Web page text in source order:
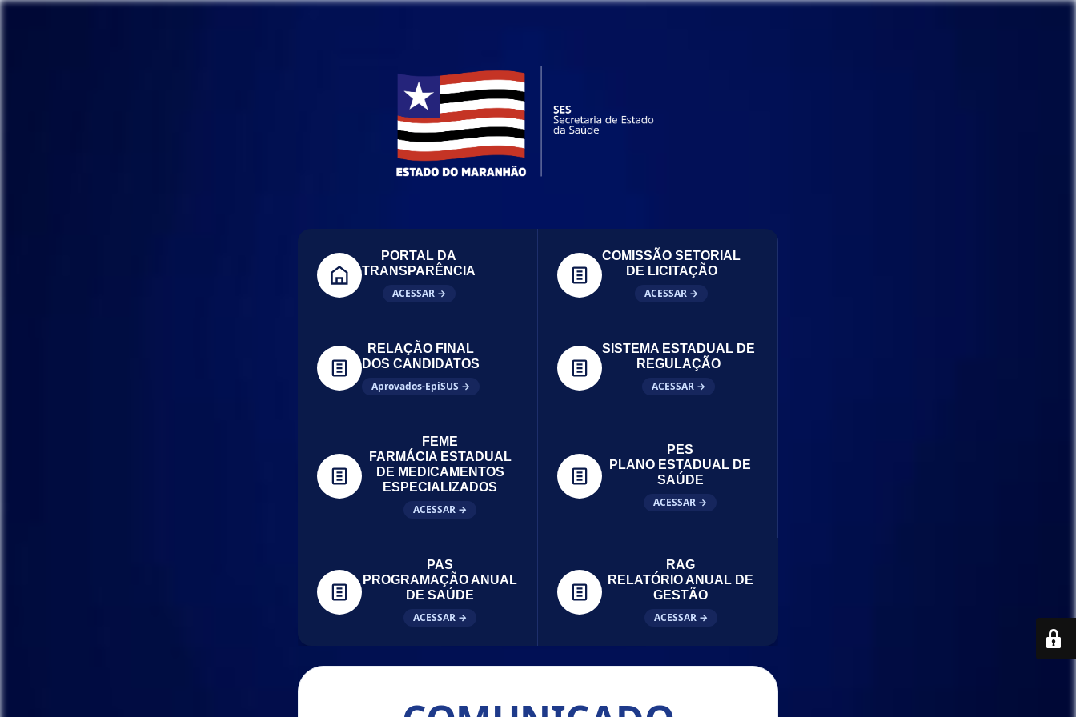
PORTAL DA
TRANSPARÊNCIA
ACESSAR →
COMISSÃO SETORIAL
DE LICITAÇÃO
ACESSAR →
RELAÇÃO FINAL
DOS CANDIDATOS
Aprovados-EpiSUS →
SISTEMA ESTADUAL DE
REGULAÇÃO
ACESSAR →
FEME
FARMÁCIA ESTADUAL
DE MEDICAMENTOS
ESPECIALIZADOS
ACESSAR →
PES
PLANO ESTADUAL DE
SAÚDE
ACESSAR →
PAS
PROGRAMAÇÃO ANUAL
DE SAÚDE
ACESSAR →
RAG
RELATÓRIO ANUAL DE
GESTÃO
ACESSAR →